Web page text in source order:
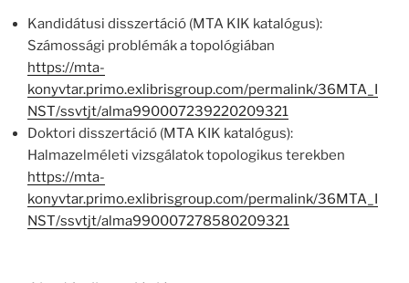
Kandidátusi disszertáció (MTA KIK katalógus):
Számossági problémák a topológiában
https://mta-
konyvtar.primo.exlibrisgroup.com/permalink/36MTA_I
NST/ssvtjt/alma990007239220209321
Doktori disszertáció (MTA KIK katalógus):
Halmazelméleti vizsgálatok topologikus terekben
https://mta-
konyvtar.primo.exlibrisgroup.com/permalink/36MTA_I
NST/ssvtjt/alma990007278580209321